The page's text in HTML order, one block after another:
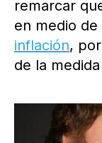
remarcar
en medio
inflación,
de la